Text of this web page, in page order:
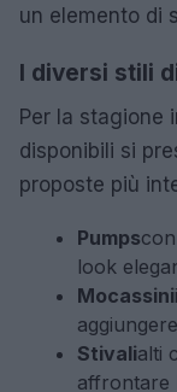
un elemento di
I diversi stili
Per la stagione
disponibili si
proposte più
Pumps
look
Mocassini
Stivalialti
affrontare